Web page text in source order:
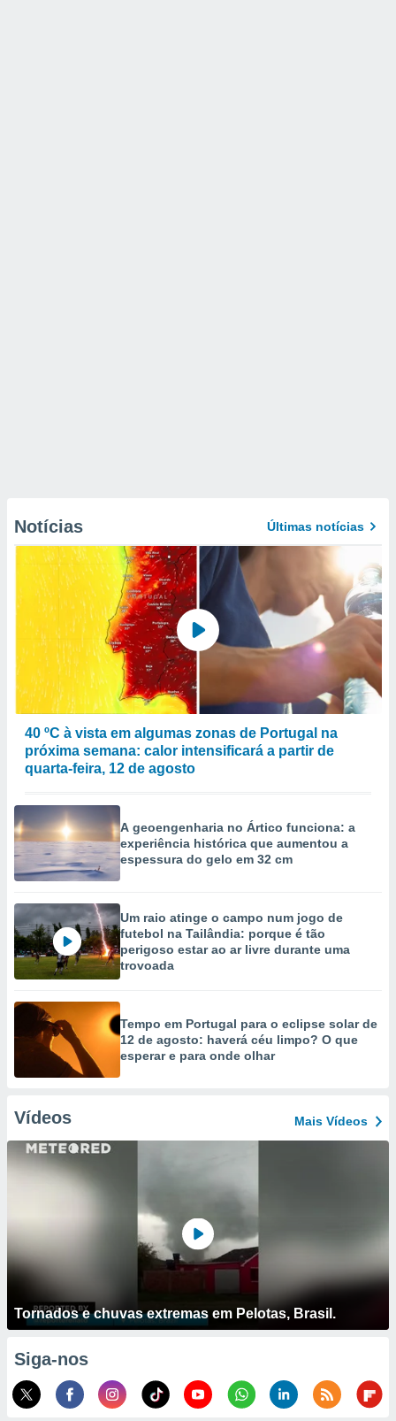
Notícias Últimas notícias
40 ºC à vista em algumas zonas de Portugal na
próxima semana: calor intensificará a partir de
quarta-feira, 12 de agosto
A geoengenharia no Ártico funciona: a
experiência histórica que aumentou a
espessura do gelo em 32 cm
Um raio atinge o campo num jogo de
futebol na Tailândia: porque é tão
perigoso estar ao ar livre durante uma
trovoada
Tempo em Portugal para o eclipse solar de
12 de agosto: haverá céu limpo? O que
esperar e para onde olhar
Vídeos Mais Vídeos
Tornados e chuvas extremas em Pelotas, Brasil.
Siga-nos